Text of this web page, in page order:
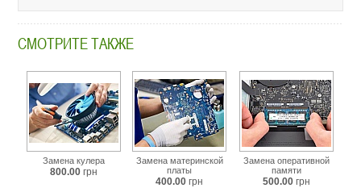
СМОТРИТЕ ТАКЖЕ
Замена кулера
800.00 грн
Замена материнской
платы
400.00 грн
Замена оперативной
памяти
500.00 грн